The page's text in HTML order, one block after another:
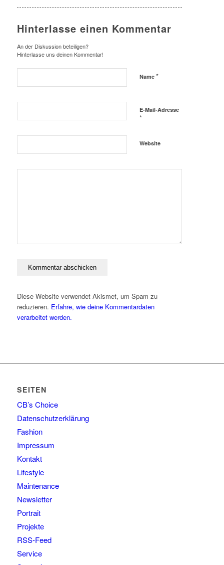
Hinterlasse einen Kommentar
An der Diskussion beteiligen?
Hinterlasse uns deinen Kommentar!
Name *
E-Mail-Adresse
*
Website
Diese Website verwendet Akismet, um Spam zu
reduzieren. Erfahre, wie deine Kommentardaten
verarbeitet werden.
SEITEN
CB’s Choice
Datenschutzerklärung
Fashion
Impressum
Kontakt
Lifestyle
Maintenance
Newsletter
Portrait
Projekte
RSS-Feed
Service